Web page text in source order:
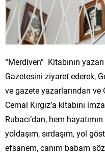
“Merdiven” Kitabının
Gazetesini ziyaret ederek,
ve gazete yazarlarından ve
Cemal Kırgız’a kitabını
Rubacı’dan, hem
yoldaşım, sırdaşım, yol
efsanem, canım babam